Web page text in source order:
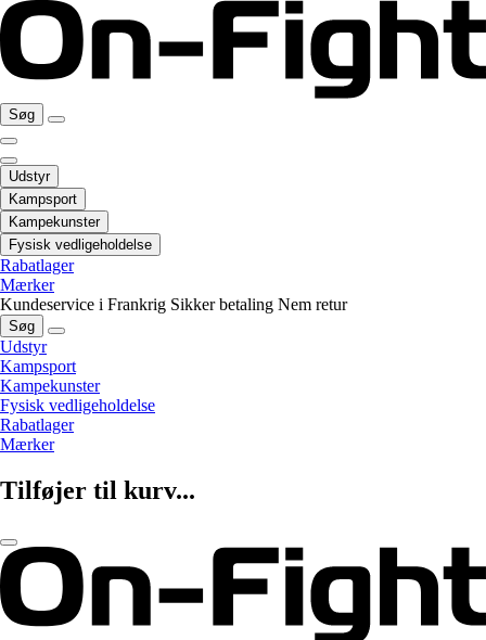
Søg
Udstyr
Kampsport
Kampekunster
Fysisk vedligeholdelse
Rabatlager
Mærker
Kundeservice i Frankrig Sikker betaling Nem retur
Søg
Udstyr
Kampsport
Kampekunster
Fysisk vedligeholdelse
Rabatlager
Mærker
Tilføjer til kurv...